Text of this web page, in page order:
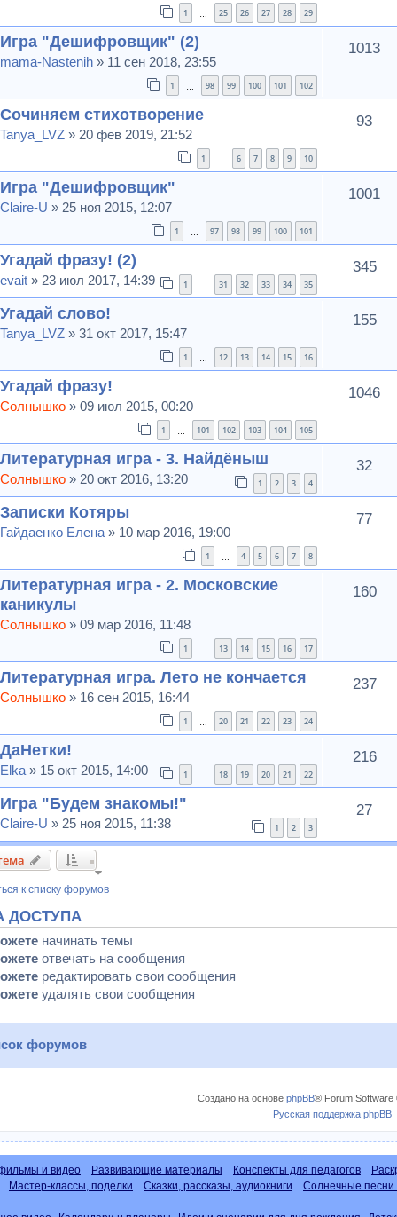
1 … 25 26 27 28 29
Игра "Дешифровщик" (2)
mama-Nastenih» 11 сен 2018, 23:55
1 … 98 99 100 101 102
1013
Сочиняем стихотворение
Tanya_LVZ» 20 фев 2019, 21:52
1 … 6 7 8 9 10
93
Игра "Дешифровщик"
Claire-U » 25 ноя 2015, 12:07
1 … 97 98 99 100 101
1001
Угадай фразу! (2)
evait» 23 июл 2017, 14:39 1 … 31 32 33 34 35
345
Угадай слово!
Tanya_LVZ» 31 окт 2017, 15:47
1 … 12 13 14 15 16
155
Угадай фразу!
Солнышко» 09 июл 2015, 00:20
1 … 101 102 103 104 105
1046
Литературная игра - 3. Найдёныш
Солнышко» 20 окт 2016, 13:20 1 2 3 4
32
Записки Котяры
Гайдаенко Елена» 10 мар 2016, 19:00
1 … 4 5 6 7 8
77
Литературная игра - 2. Московские
каникулы
Солнышко» 09 мар 2016, 11:48
1 … 13 14 15 16 17
160
Литературная игра. Лето не кончается
Солнышко» 16 сен 2015, 16:44
1 … 20 21 22 23 24
237
ДаНетки!
Elka» 15 окт 2015, 14:00 1 … 18 19 20 21 22
216
Игра "Будем знакомы!"
Claire-U » 25 ноя 2015, 11:38 1 2 3
27
к списку форумов
ДОСТУПА
начинать темы
отвечать на сообщения
редактировать свои сообщения
удалять свои сообщения
форумов
Создано на основеphpBB® Forum Software
Русская поддержка phpBB
и видео Развивающие материалы Конспекты для педагогов
Мастер-классы, поделки
Сказки, рассказы, аудиокниги Солнечные песни